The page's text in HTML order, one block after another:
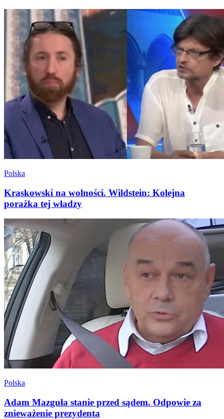
Polska
Kraskowski na wolności. Wildstein: Kolejna
porażka tej władzy
Polska
Adam Mazguła stanie przed sądem. Odpowie za
znieważenie prezydenta